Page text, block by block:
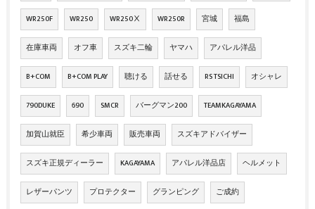
WR250F WR250 WR250Ⅹ WR250R 宮城 福島
在庫車両 オフ車 スズキ二輪 ヤマハ アパレル洋品
B+COM B+COM PLAY 聴ける 話せる RS TSICHI オシャレ
790DUKE 690 SMCR バーグマン200 TEAMKAGAYAMA
加賀山就臣 希少車両 販売車両 スズキアドバイザー
スズキ正規ディーラー KAGAYAMA アパレル洋品店 ヘルメット
レザーパンツ プロテクター グランピング ご成約